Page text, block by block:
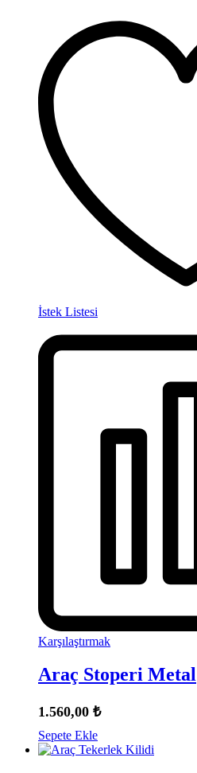
İstek Listesi
Karşılaştırmak
Araç Stoperi Metal
1.560,00 ₺
Sepete Ekle